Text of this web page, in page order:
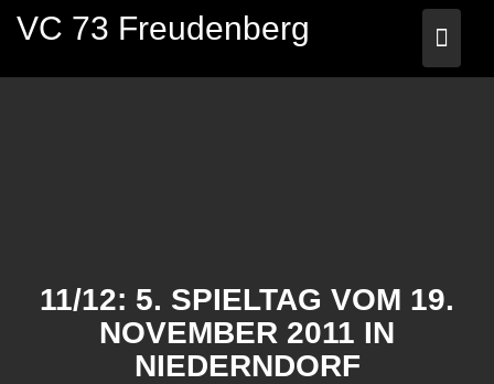
VC 73 Freudenberg
11/12: 5. SPIELTAG VOM 19.
NOVEMBER 2011 IN
NIEDERNDORF